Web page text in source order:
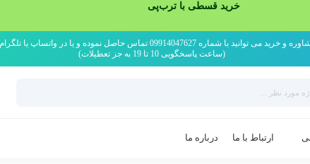
خرید قسطی با ترب‌پی
توانید با شماره 09914047627 تماس حاصل نموده و یا در واتساپ یا تلگرام پیام دهید
(ساعت پاسخگویی 10 تا 19 به جز تعطیلات)
ارتباط با ما درباره ما